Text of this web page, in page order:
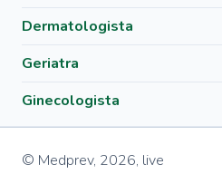
Dermatologista
Geriatra
Ginecologista
© Medprev, 2026, live